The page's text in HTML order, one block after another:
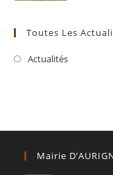
Toutes Les
Actualités
Mairie